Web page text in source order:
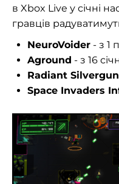
в Xbox Live у січні
гравців
NeuroVoider - з 1
Aground - з 16
Radiant Silvergun
Space Invaders